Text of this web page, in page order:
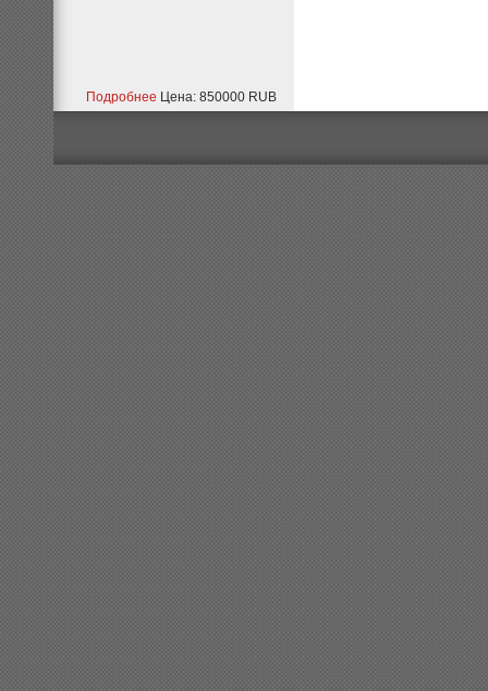
Подробнее Цена: 850000 RUB